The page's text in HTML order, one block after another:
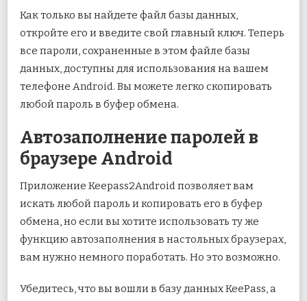
Как только вы найдете файл базы данных,
откройте его и введите свой главный ключ. Теперь
все пароли, сохраненные в этом файле базы
данных, доступны для использования на вашем
телефоне Android. Вы можете легко скопировать
любой пароль в буфер обмена.
Автозаполнение паролей в
браузере Android
Приложение Keepass2Android позволяет вам
искать любой пароль и копировать его в буфер
обмена, но если вы хотите использовать ту же
функцию автозаполнения в настольных браузерах,
вам нужно немного поработать. Но это возможно.
Убедитесь, что вы вошли в базу данных KeePass, а